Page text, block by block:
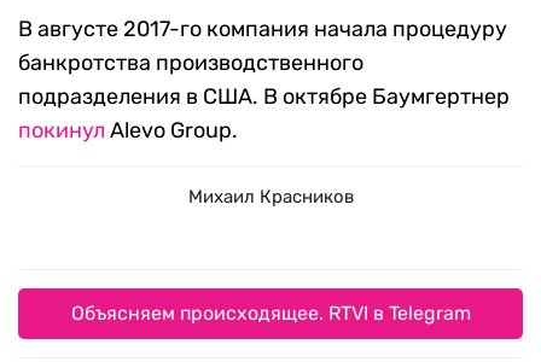
В августе 2017-го компания начала процедуру
банкротства производственного
подразделения в США. В октябре Баумгертнер
покинул Alevo Group.
Михаил Красников
Объясняем происходящее. RTVI в Telegram